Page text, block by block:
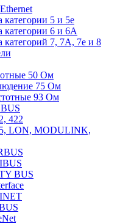
категории 5 и 5е
категории 6 и 6A
категорий 7, 7А, 7е и 8
50 Ом
75 Ом
93 Ом
422
LON, MODULINK,
BUS